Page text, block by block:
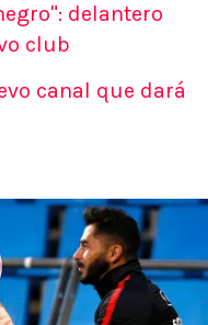
delantero
club
canal que dará